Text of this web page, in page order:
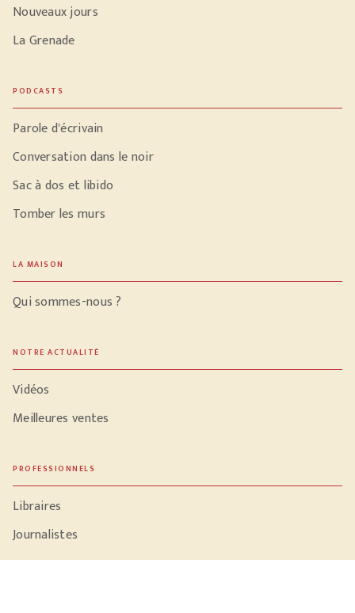
Nouveaux jours
La Grenade
PODCASTS
Parole d'écrivain
Conversation dans le noir
Sac à dos et libido
Tomber les murs
LA MAISON
Qui sommes-nous ?
NOTRE ACTUALITÉ
Vidéos
Meilleures ventes
PROFESSIONNELS
Libraires
Journalistes